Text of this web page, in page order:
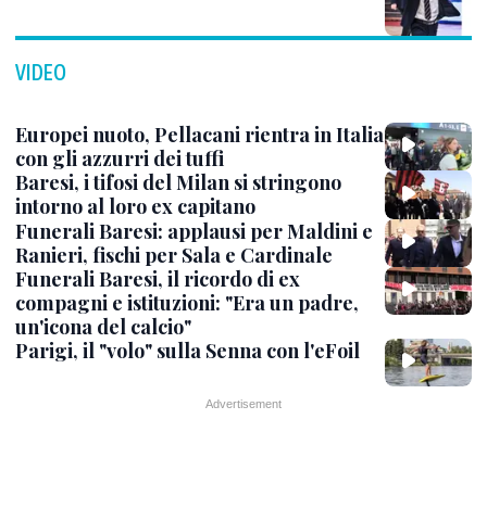
VIDEO
Europei nuoto, Pellacani rientra in Italia
con gli azzurri dei tuffi
Baresi, i tifosi del Milan si stringono
intorno al loro ex capitano
Funerali Baresi: applausi per Maldini e
Ranieri, fischi per Sala e Cardinale
Funerali Baresi, il ricordo di ex
compagni e istituzioni: "Era un padre,
un'icona del calcio"
Parigi, il "volo" sulla Senna con l'eFoil